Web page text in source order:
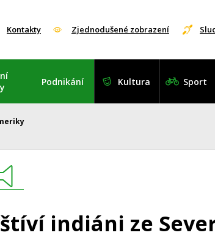
Kontakty Zjednodušené zobrazení
Podnikání Kultura Sport
indiáni ze